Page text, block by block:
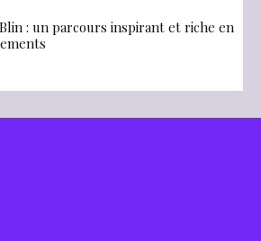
: un parcours inspirant et riche en